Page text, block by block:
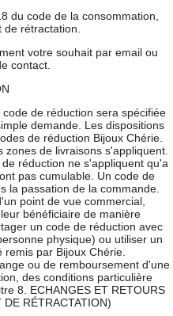
du code de la consommation,
de rétractation.
votre souhait par email ou
contact.
de réduction sera spécifiée
demande. Les dispositions
de réduction Bijoux Chérie.
zones de livraisons s'appliquent.
réduction ne s'appliquent qu'a
pas cumulable. Un code de
la passation de la commande.
point de vue commercial,
bénéficiaire de manière
un code de réduction avec
physique) ou utiliser un
remis par Bijoux Chérie.
ou de remboursement d'une
des conditions particulière
8. ECHANGES ET RETOURS
RÉTRACTATION)